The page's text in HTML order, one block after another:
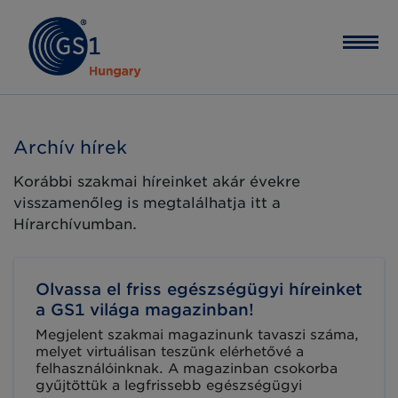
Archív hírek
Korábbi szakmai híreinket akár évekre
visszamenőleg is megtalálhatja itt a
Hírarchívumban.
Olvassa el friss egészségügyi híreinket
a GS1 világa magazinban!
Megjelent szakmai magazinunk tavaszi száma,
melyet virtuálisan teszünk elérhetővé a
felhasználóinknak. A magazinban csokorba
gyűjtöttük a legfrissebb egészségügyi